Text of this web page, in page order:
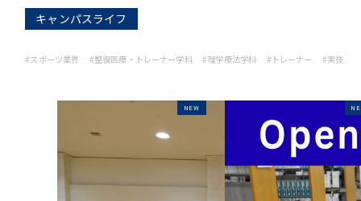
キャンパスライフ
#スポーツ業界 #整復医療・トレーナー学科#理学療法学科 #トレーナー #実技